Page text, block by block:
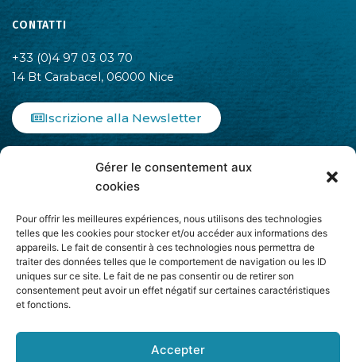
Gérer le consentement aux
cookies
Pour offrir les meilleures expériences, nous utilisons des technologies
telles que les cookies pour stocker et/ou accéder aux informations des
appareils. Le fait de consentir à ces technologies nous permettra de
traiter des données telles que le comportement de navigation ou les ID
uniques sur ce site. Le fait de ne pas consentir ou de retirer son
consentement peut avoir un effet négatif sur certaines caractéristiques
et fonctions.
Accepter
CONTATTI
+33 (0)4 97 03 03 70
14 Bt Carabacel, 06000 Nice
Iscrizione alla Newsletter
b
o
o
k
-
f
a
g
r
a
m
i
n
e
d
i
n
-
i
Aderisce ad